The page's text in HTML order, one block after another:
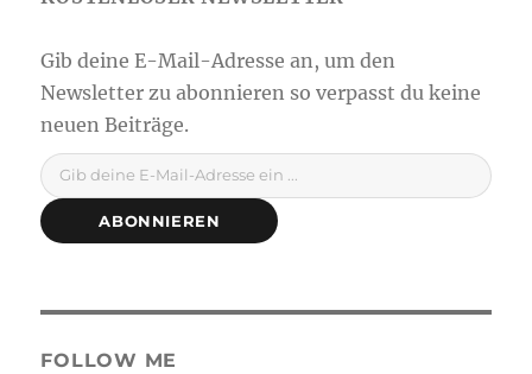
Gib deine E-Mail-Adresse ein ...
ABONNIEREN
FOLLOW ME